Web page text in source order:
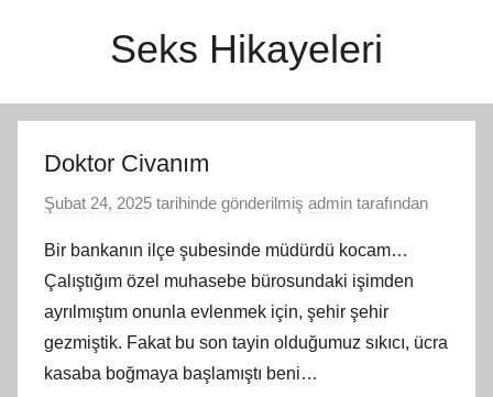
Seks Hikayeleri
Doktor Civanım
Şubat 24, 2025 tarihinde gönderilmiş admin tarafından
Bir bankanın ilçe şubesinde müdürdü kocam…
Çalıştığım özel muhasebe bürosundaki işimden
ayrılmıştım onunla evlenmek için, şehir şehir
gezmiştik. Fakat bu son tayin olduğumuz sıkıcı, ücra
kasaba boğmaya başlamıştı beni…